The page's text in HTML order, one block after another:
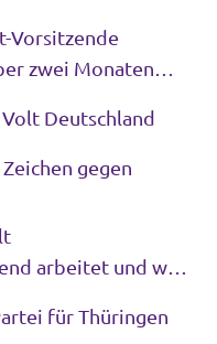
Vorsitzende
zwei Monaten
Deutschland
gegen
arbeitet und wer
für Thüringen